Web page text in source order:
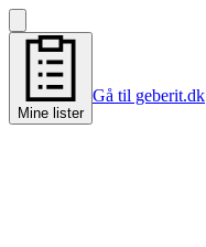
Mine lister
Gå til geberit.dk